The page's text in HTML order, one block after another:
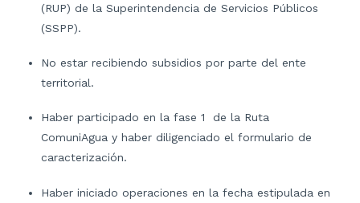
(RUP) de la Superintendencia de Servicios Públicos
(SSPP).
No estar recibiendo subsidios por parte del ente
territorial.
Haber participado en la fase 1 de la Ruta
ComuniAgua y haber diligenciado el formulario de
caracterización.
Haber iniciado operaciones en la fecha estipulada en